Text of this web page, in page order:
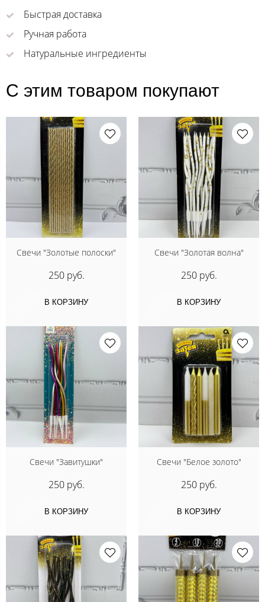
Быстрая доставка
Ручная работа
Натуральные ингредиенты
С этим товаром покупают
Свечи "Золотые полоски"
250 руб.
В КОРЗИНУ
Свечи "Золотая волна"
250 руб.
В КОРЗИНУ
Свечи "Завитушки"
250 руб.
В КОРЗИНУ
Свечи "Белое золото"
250 руб.
В КОРЗИНУ